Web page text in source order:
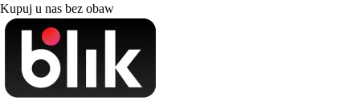
Kupuj u nas bez obaw